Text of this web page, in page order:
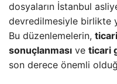
dosyaların İstanbul
devredilmesiyle birlikte
Bu düzenlemelerin,
sonuçlanması ve ticari
son derece önemli